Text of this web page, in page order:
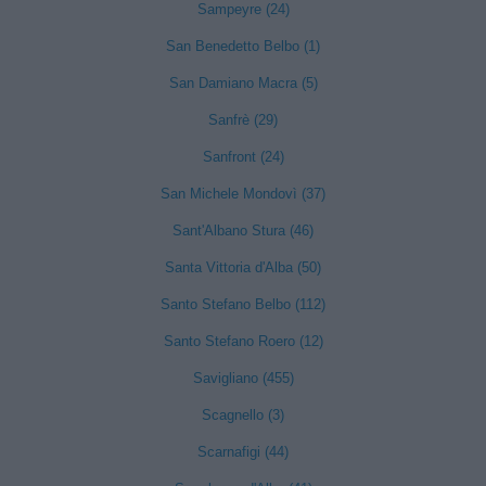
Sampeyre (24)
San Benedetto Belbo (1)
San Damiano Macra (5)
Sanfrè (29)
Sanfront (24)
San Michele Mondovì (37)
Sant'Albano Stura (46)
Santa Vittoria d'Alba (50)
Santo Stefano Belbo (112)
Santo Stefano Roero (12)
Savigliano (455)
Scagnello (3)
Scarnafigi (44)